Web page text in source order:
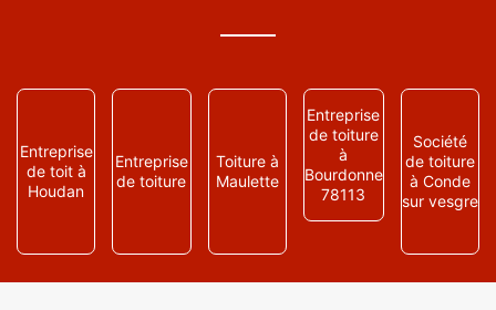
Entreprise
de toit à
Houdan
Entreprise
de toiture
Toiture à
Maulette
Entreprise
de toiture
à
Bourdonne
78113
Société
de toiture
à Conde
sur vesgre